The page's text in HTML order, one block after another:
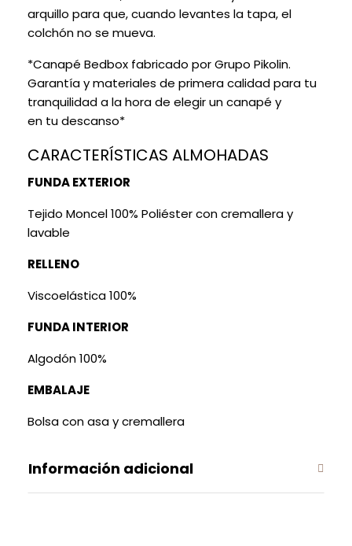
arquillo para que, cuando levantes la tapa, el
colchón no se mueva.
*Canapé Bedbox fabricado por Grupo Pikolin.
Garantía y materiales de primera calidad para tu
tranquilidad a la hora de elegir un canapé y
en tu descanso*
CARACTERÍSTICAS ALMOHADAS
FUNDA EXTERIOR
Tejido Moncel 100% Poliéster con cremallera y
lavable
RELLENO
Viscoelástica 100%
FUNDA INTERIOR
Algodón 100%
EMBALAJE
Bolsa con asa y cremallera
Información adicional